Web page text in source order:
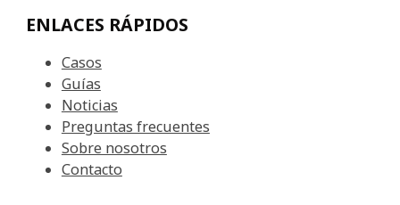
ENLACES RÁPIDOS
Casos
Guías
Noticias
Preguntas frecuentes
Sobre nosotros
Contacto